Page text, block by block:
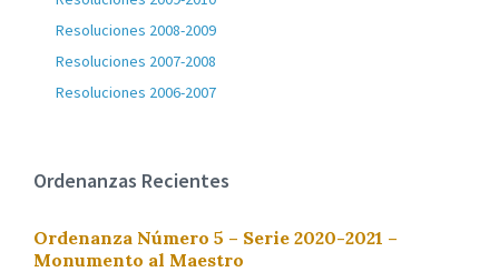
Resoluciones 2008-2009
Resoluciones 2007-2008
Resoluciones 2006-2007
Ordenanzas Recientes
Ordenanza Número 5 – Serie 2020-2021 –
Monumento al Maestro